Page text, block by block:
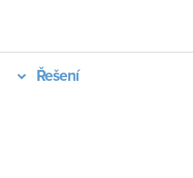
Řešení